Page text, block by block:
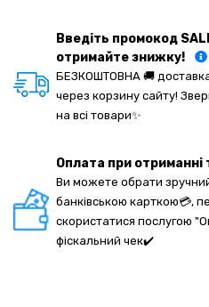
Введіть промокод
отримайте знижку!
БЕЗКОШТОВНА 🚚
через корзину сайту!
на всі товари✨
Оплата при отриманні
Ви можете обрати
банківською карткою💳,
скористатися послугою
фіскальний чек✔️